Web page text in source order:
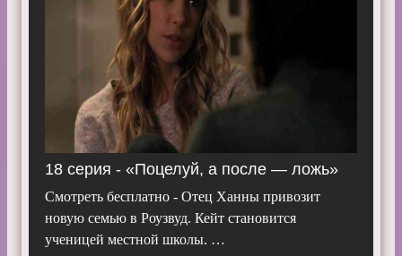
18 серия - «Поцелуй, а после — ложь»
Смотреть бесплатно - Отец Ханны привозит
новую семью в Роузвуд. Кейт становится
ученицей местной школы. …